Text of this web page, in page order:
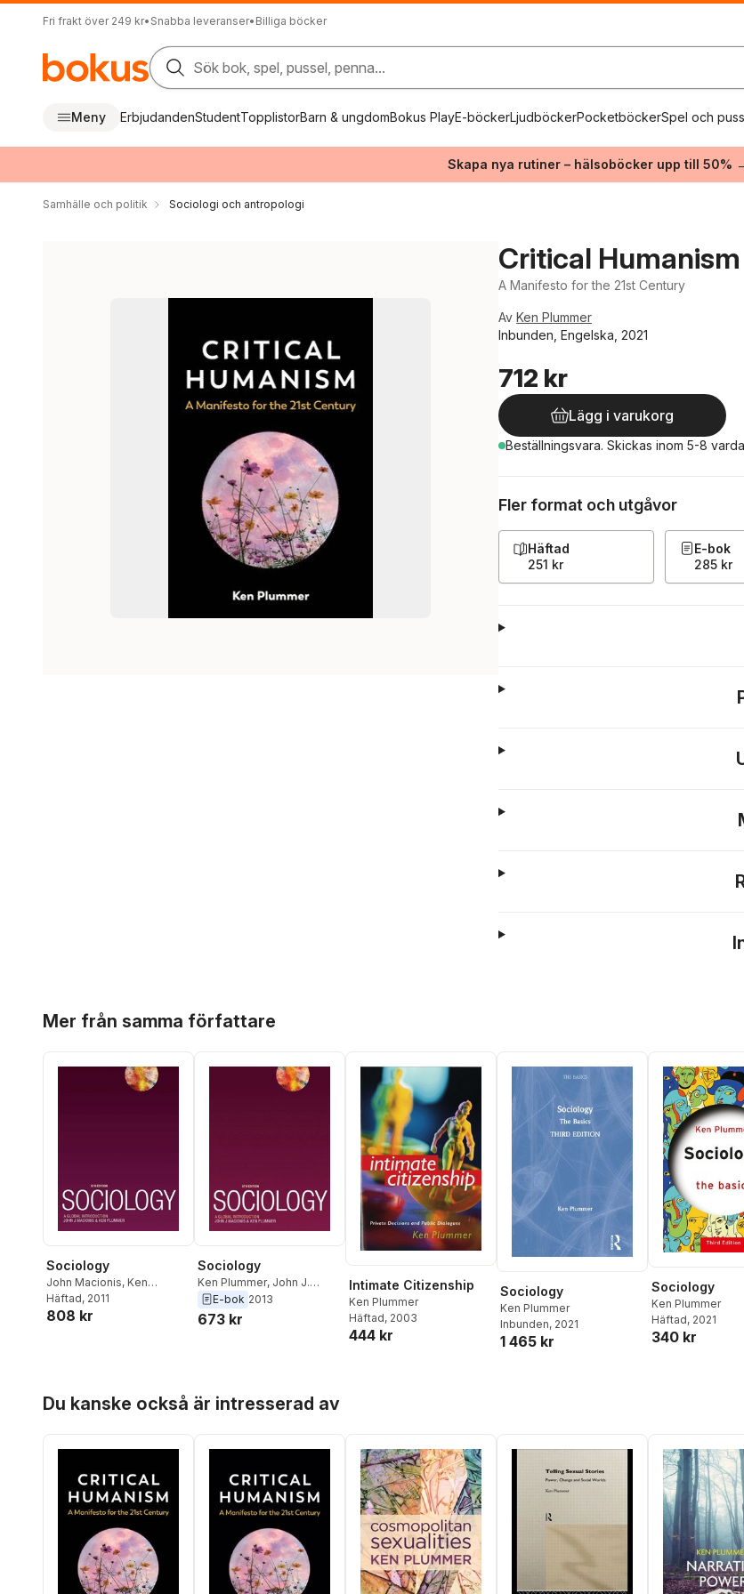
Fri frakt över 249 kr• Snabba leveranser• Billiga böcker
Sök bok, spel, pussel, penna...
Meny ErbjudandenStudentTopplistorBarn & ungdomBokus PlayE-böckerLjudböckerPocketböckerSpel och
Skapa nya rutiner – hälsoböcker upp till 50%
Samhälle och politik Sociologi och antropologi
Critical Humanism
A Manifesto for the 21st Century
Av Ken Plummer
Inbunden, Engelska, 2021
712 kr
Lägg i varukorg
Beställningsvara. Skickas inom 5-8
Fler format och utgåvor
Häftad
251 kr
E-bok
285 kr
Mer från samma författare
Sociology
John Macionis, Ken
Plummer
Häftad, 2011
808 kr
Sociology
Ken Plummer, John J.
Macionis
E-bok 2013
673 kr
Intimate Citizenship
Ken Plummer
Häftad, 2003
444 kr
Sociology
Ken Plummer
Inbunden, 2021
1 465 kr
Sociology
Ken Plummer
Häftad, 2021
340 kr
Du kanske också är intresserad av